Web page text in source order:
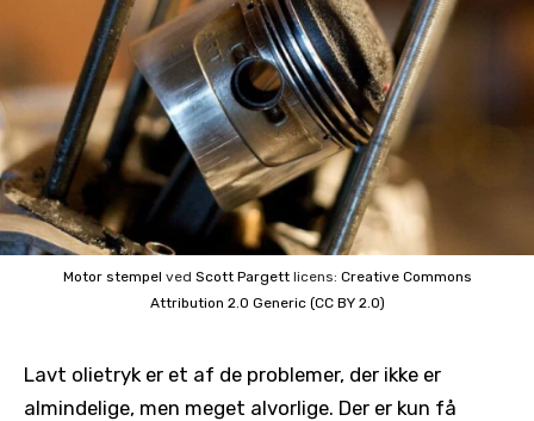
Motor stempel ved Scott Pargett licens: Creative Commons
Attribution 2.0 Generic (CC BY 2.0)
Lavt olietryk er et af de problemer, der ikke er
almindelige, men meget alvorlige. Der er kun få